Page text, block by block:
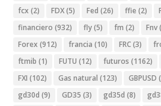
fcx (2) FDX(5) Fed (26) ffie (2)
financiero (932) fly(5) fm (2) Fnv
Forex (912) francia (10) FRC(3)
ftmib (1) FUTU (12) futuros (1162)
FXI (102) Gas natural (123) GBPUSD
gd30d (9) GD35 (3) gd35d (8)